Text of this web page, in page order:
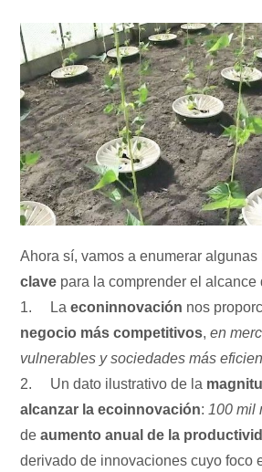
Ahora sí, vamos a enumerar algunas
clave para la comprender el alcance
1. Laeconinnovación nos
negocio más competitivos,en
vulnerables y sociedades más
2. Un dato ilustrativo de la
alcanzar la ecoinnovación: 100 mil
deaumento anual de la
derivado de innovaciones cuyo foco